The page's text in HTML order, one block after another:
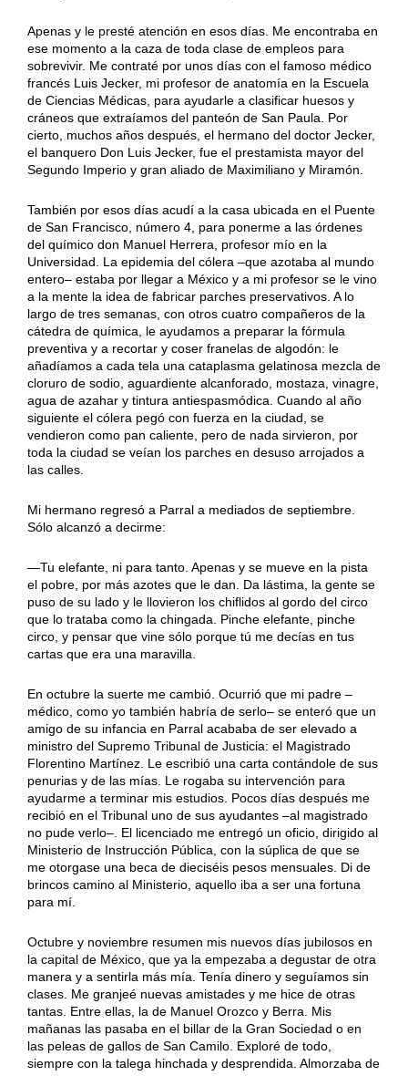
Apenas y le presté atención en esos días. Me encontraba en
ese momento a la caza de toda clase de empleos para
sobrevivir. Me contraté por unos días con el famoso médico
francés Luis Jecker, mi profesor de anatomía en la Escuela
de Ciencias Médicas, para ayudarle a clasificar huesos y
cráneos que extraíamos del panteón de San Paula. Por
cierto, muchos años después, el hermano del doctor Jecker,
el banquero Don Luis Jecker, fue el prestamista mayor del
Segundo Imperio y gran aliado de Maximiliano y Miramón.
También por esos días acudí a la casa ubicada en el Puente
de San Francisco, número 4, para ponerme a las órdenes
del químico don Manuel Herrera, profesor mío en la
Universidad. La epidemia del cólera –que azotaba al mundo
entero– estaba por llegar a México y a mi profesor se le vino
a la mente la idea de fabricar parches preservativos. A lo
largo de tres semanas, con otros cuatro compañeros de la
cátedra de química, le ayudamos a preparar la fórmula
preventiva y a recortar y coser franelas de algodón: le
añadíamos a cada tela una cataplasma gelatinosa mezcla de
cloruro de sodio, aguardiente alcanforado, mostaza, vinagre,
agua de azahar y tintura antiespasmódica. Cuando al año
siguiente el cólera pegó con fuerza en la ciudad, se
vendieron como pan caliente, pero de nada sirvieron, por
toda la ciudad se veían los parches en desuso arrojados a
las calles.
Mi hermano regresó a Parral a mediados de septiembre.
Sólo alcanzó a decirme:
—Tu elefante, ni para tanto. Apenas y se mueve en la pista
el pobre, por más azotes que le dan. Da lástima, la gente se
puso de su lado y le llovieron los chiflidos al gordo del circo
que lo trataba como la chingada. Pinche elefante, pinche
circo, y pensar que vine sólo porque tú me decías en tus
cartas que era una maravilla.
En octubre la suerte me cambió. Ocurrió que mi padre –
médico, como yo también habría de serlo– se enteró que un
amigo de su infancia en Parral acababa de ser elevado a
ministro del Supremo Tribunal de Justicia: el Magistrado
Florentino Martínez. Le escribió una carta contándole de sus
penurias y de las mías. Le rogaba su intervención para
ayudarme a terminar mis estudios. Pocos días después me
recibió en el Tribunal uno de sus ayudantes –al magistrado
no pude verlo–. El licenciado me entregó un oficio, dirigido al
Ministerio de Instrucción Pública, con la súplica de que se
me otorgase una beca de dieciséis pesos mensuales. Di de
brincos camino al Ministerio, aquello iba a ser una fortuna
para mí.
Octubre y noviembre resumen mis nuevos días jubilosos en
la capital de México, que ya la empezaba a degustar de otra
manera y a sentirla más mía. Tenía dinero y seguíamos sin
clases. Me granjeé nuevas amistades y me hice de otras
tantas. Entre ellas, la de Manuel Orozco y Berra. Mis
mañanas las pasaba en el billar de la Gran Sociedad o en
las peleas de gallos de San Camilo. Exploré de todo,
siempre con la talega hinchada y desprendida. Almorzaba de